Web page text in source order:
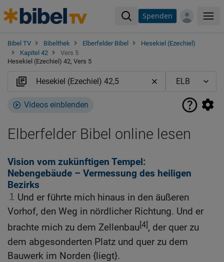
Spenden
Bibel TV Bibelthek Elberfelder Bibel
Hesekiel (Ezechiel)
Kapitel 42
Vers 5
Hesekiel (Ezechiel) 42, Vers 5
Videos einblenden
Elberfelder Bibel online lesen
Vision vom zukünftigen Tempel:
Nebengebäude – Vermessung des heiligen
Bezirks
1
Und er führte mich hinaus in den äußeren
Vorhof, den Weg in nördlicher Richtung. Und er
brachte mich zu dem Zellenbau[4], der quer zu
dem abgesonderten Platz und quer zu dem
Bauwerk im Norden {liegt}.